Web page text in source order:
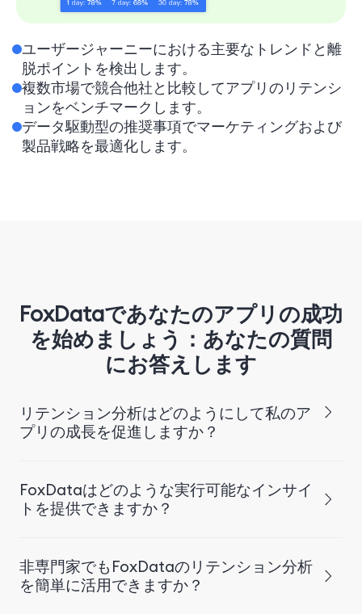
ユーザージャーニーにおける主要なトレンドと離
脱ポイントを検出します。
複数市場で競合他社と比較してアプリのリテンシ
ョンをベンチマークします。
データ駆動型の推奨事項でマーケティングおよび
製品戦略を最適化します。
FoxDataであなたのアプリの成功
を始めましょう：あなたの質問
にお答えします
リテンション分析はどのようにして私のア
プリの成長を促進しますか？
FoxDataはどのような実行可能なインサイ
トを提供できますか？
非専門家でもFoxDataのリテンション分析
を簡単に活用できますか？